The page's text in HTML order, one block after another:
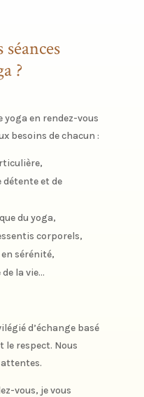
séances
?
yoga en rendez-vous
besoins de chacun :
détente et de
du yoga,
corporels,
sérénité,
la vie…
d’échange basé
le respect. Nous
vous, je vous